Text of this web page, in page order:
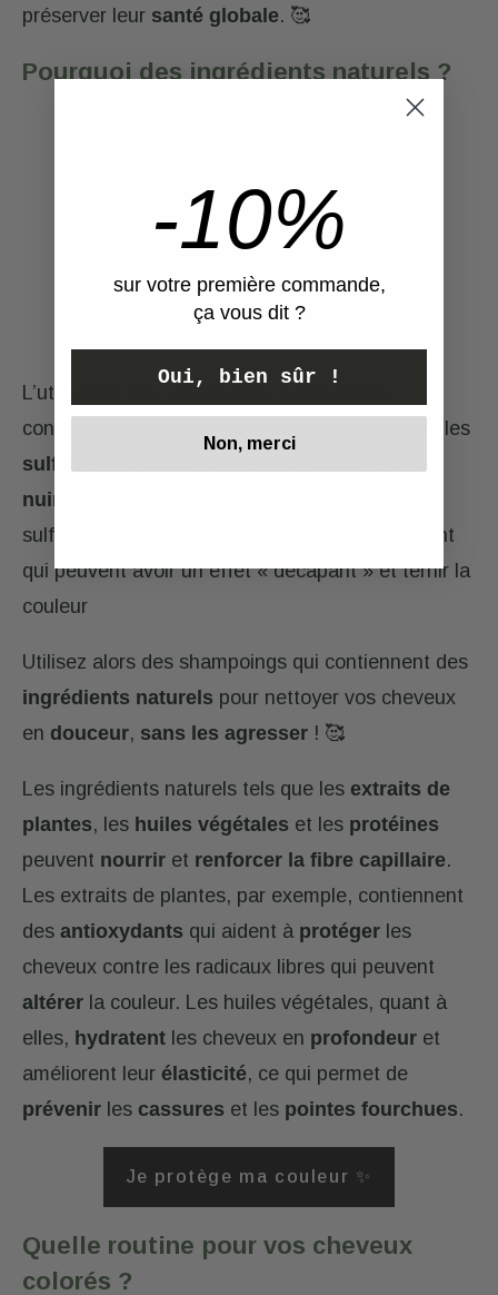
préserver leur santé globale. 🥰
Pourquoi des ingrédients naturels ?
L’utilisation des shampoings traditionnels
contenant des
comme les
sulfates
nuire
sulfates sont des agents nettoyant très puissant
qui peuvent avoir un effet « décapant » et ternir la
couleur
Utilisez alors des shampoings qui contiennent des
ingrédients naturels pour nettoyer vos cheveux
en douceur, sans les agresser ! 🥰
Les ingrédients naturels tels que les extraits de
plantes, les huiles végétales et les protéines
peuvent nourrir et renforcer la fibre capillaire.
Les extraits de plantes, par exemple, contiennent
des antioxydants qui aident àprotéger les
cheveux contre les radicaux libres qui peuvent
altérer la couleur. Les huiles végétales, quant à
elles, hydratent les cheveux en profondeur et
améliorent leur élasticité, ce qui permet de
prévenir les cassures et les pointes fourchues.
Je protège ma couleur ✨
Quelle routine pour vos cheveux
colorés ?
-10%
sur votre première commande,
ça vous dit ?
Oui, bien sûr !
Non, merci